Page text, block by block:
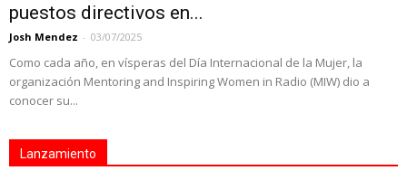
puestos directivos en...
Josh Mendez - 03/07/2025
Como cada año, en vísperas del Día Internacional de la Mujer, la
organización Mentoring and Inspiring Women in Radio (MIW) dio a
conocer su...
Lanzamiento